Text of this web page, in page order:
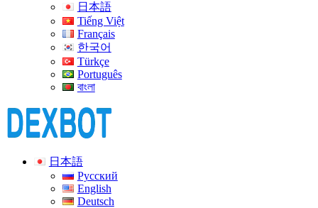
日本語
Tiếng Việt
Français
한국어
Türkçe
Português
বাংলা
日本語
Русский
English
Deutsch